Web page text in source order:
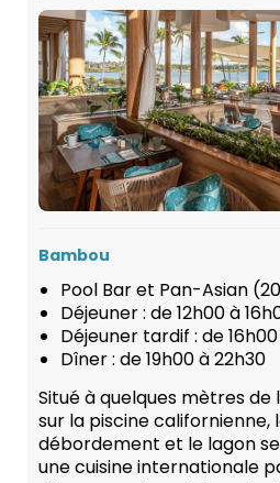
Bambou
Pool Bar et Pan-Asian
Déjeuner : de 12h00 à
Déjeuner tardif : de
Dîner : de 19h00 à 22h30
Situé à quelques mètres de
sur la piscine californienne,
débordement et le lagon
une cuisine internationale